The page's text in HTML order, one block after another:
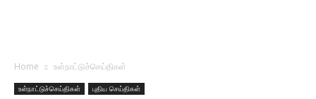
Home உள்நாட்டுச்செய்திகள்
உள்நாட்டுச்செய்திகள் புதிய செய்திகள்